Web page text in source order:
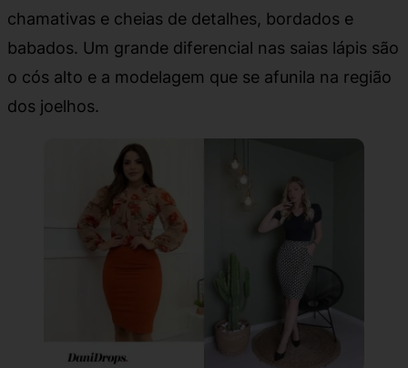
chamativas e cheias de detalhes, bordados e
babados. Um grande diferencial nas saias lápis são
o cós alto e a modelagem que se afunila na região
dos joelhos.